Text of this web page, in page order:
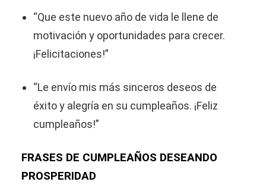
“Que este nuevo año de vida le llene de
motivación y oportunidades para crecer.
¡Felicitaciones!”
“Le envío mis más sinceros deseos de
éxito y alegría en su cumpleaños. ¡Feliz
cumpleaños!”
FRASES DE CUMPLEAÑOS DESEANDO
PROSPERIDAD